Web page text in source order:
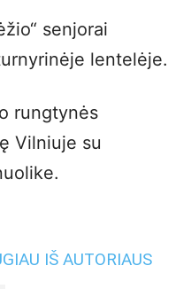
senjorai
lentelėje.
rungtynės
Vilniuje su
IŠ AUTORIAUS